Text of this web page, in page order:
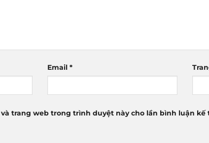
Email*
trang web trong trình duyệt này cho lần bình luận kế